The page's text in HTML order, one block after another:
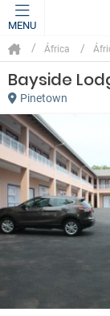
MENU
África
Bayside
Pinetown